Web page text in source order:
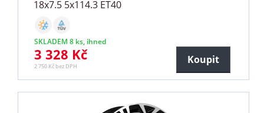
18x7.5 5x114.3 ET40
SKLADEM 8 ks, ihned
3 328 Kč
2 750 Kč bez DPH
Koupit